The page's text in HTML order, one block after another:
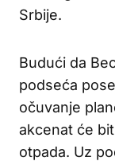
Srbije.
Budući da
podseća
očuvanje
akcenat će
otpada. Uz